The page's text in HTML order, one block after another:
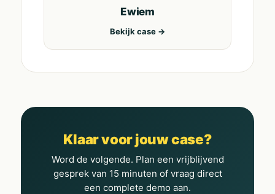
Ewiem
Bekijk case →
Klaar voor jouw case?
Word de volgende. Plan een vrijblijvend
gesprek van 15 minuten of vraag direct
een complete demo aan.